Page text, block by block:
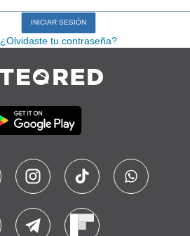
¿Olvidaste tu contraseña?